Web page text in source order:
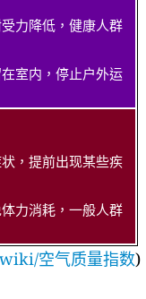
力降低，健康人群
室内，停止户外运
，提前出现某些疾
力消耗，一般人群
空气质量指数)